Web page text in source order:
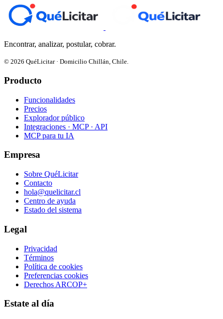
Encontrar, analizar, postular, cobrar.
© 2026 QuéLicitar · Domicilio Chillán, Chile.
Producto
Funcionalidades
Precios
Explorador público
Integraciones · MCP · API
MCP para tu IA
Empresa
Sobre QuéLicitar
Contacto
hola@quelicitar.cl
Centro de ayuda
Estado del sistema
Legal
Privacidad
Términos
Política de cookies
Preferencias cookies
Derechos ARCOP+
Estate al día